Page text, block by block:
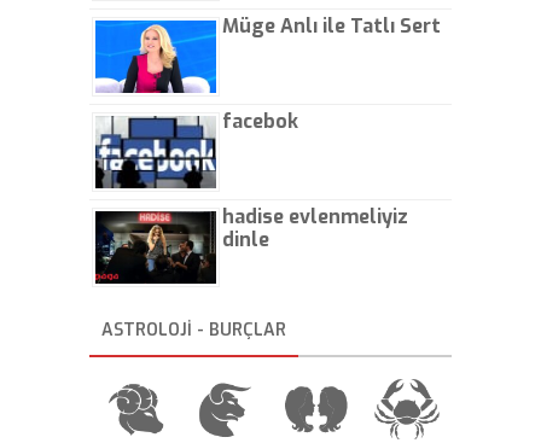
Müge Anlı ile Tatlı Sert
facebok
hadise evlenmeliyiz
dinle
ASTROLOJİ - BURÇLAR